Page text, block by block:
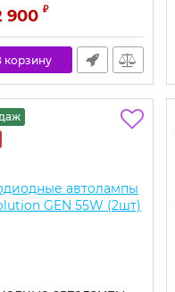
900 ₽
корзину